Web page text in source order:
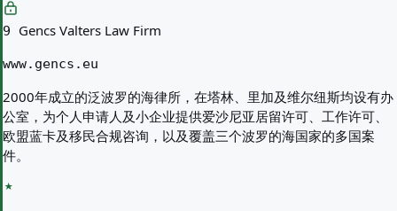
9 Gencs Valters Law Firm
www.gencs.eu
2000年成立的泛波罗的海律所，在塔林、里加及维尔纽斯均设有办
公室，为个人申请人及小企业提供爱沙尼亚居留许可、工作许可、
欧盟蓝卡及移民合规咨询，以及覆盖三个波罗的海国家的多国案
件。